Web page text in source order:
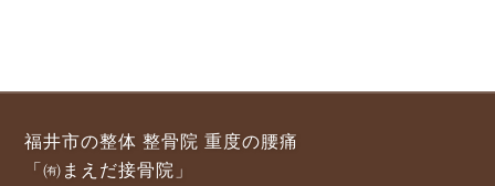
福井市の整体 整骨院 重度の腰痛
「㈲まえだ接骨院」